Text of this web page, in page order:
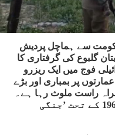
سے ہماچل پردیش
گلبوع کی گرفتاری کا
فوج میں ایک ریزرو
پر بمباری اور بڑے
براہ راست ملوث رہا ہے۔
ان کے یہ افعال جنیوا کنونشن ایکٹ 1960 کے تحت ’جنگی